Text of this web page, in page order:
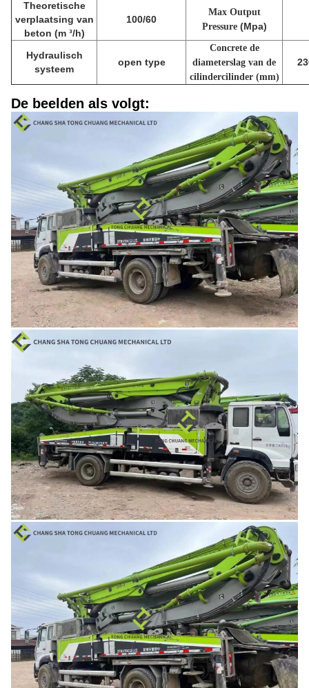
Theoretische
verplaatsing van
beton (m ³/h)
100/60
Max Output
Pressure (Mpa)
Hydraulisch
systeem
open type
Concrete de
diameterslag van de
cilindercilinder (mm)
De beelden als volgt: